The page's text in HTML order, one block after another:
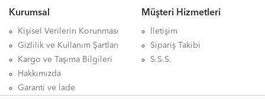
Kantaron Ekstraktı Kapsül ürünü nerden alabilirim, Balen Sarı Kantaron Ekstraktı Kapsül ürünü etkileri, Balen Sarı Kantaron
Ekstraktı Kapsül ürünü nasıl kullanılır, Balen Sarı Kantaron Ekstraktı Kapsül ürünü nerde, Balen Sarı Kantaron Ekstraktı
Kapsül ürünü faydası, Balen Sarı Kantaron Ekstraktı Kapsül ürünü faydaları neler, Balen Sarı Kantaron Ekstraktı Kapsül
zararları, Balen Sarı Kantaron Ekstraktı Kapsül yan etkileri, Balen Sarı Kantaron Ekstraktı Kapsül aktarlarda bulunurmu, Balen
Sarı Kantaron Ekstraktı Kapsül nedir, Balen Sarı Kantaron Ekstraktı Kapsül haftada kaç kez kullanılır, Balen Sarı Kantaron
Ekstraktı Kapsül günde kaç kez kullanılır, Balen Sarı Kantaron Ekstraktı Kapsül mideye dokunurmu, Balen Sarı Kantaron
Kurumsal
Kişisel Verilerin Korunması
Gizlilik ve Kullanım Şartları
Kargo ve Taşıma Bilgileri
Hakkımızda
Garanti ve İade
Müşteri Hizmetleri
İletişim
Sipariş Takibi
S.S.S.